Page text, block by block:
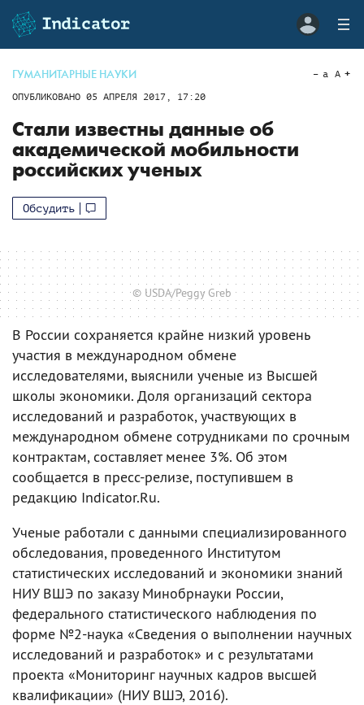
ГУМАНИТАРНЫЕ НАУКИ
ОПУБЛИКОВАНО 05 АПРЕЛЯ 2017, 17:20
a A
Стали известны данные об
академической мобильности
российских ученых
Обсудить
© USDA/Peggy Greb
В России сохраняется крайне низкий уровень
участия в международном обмене
исследователями, выяснили ученые из Высшей
школы экономики. Доля организаций сектора
исследований и разработок, участвующих в
международном обмене сотрудниками по срочным
контрактам, составляет менее 3%. Об этом
сообщается в пресс-релизе, поступившем в
редакцию Indicator.Ru.
Ученые работали с данными специализированного
обследования, проведенного Институтом
статистических исследований и экономики знаний
НИУ ВШЭ по заказу Минобрнауки России,
федерального статистического наблюдения по
форме №2-наука «Сведения о выполнении научных
исследований и разработок» и с результатами
проекта «Мониторинг научных кадров высшей
квалификации» (НИУ ВШЭ, 2016).